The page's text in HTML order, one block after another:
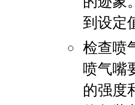
到设定
检查喷
喷气嘴
的强度